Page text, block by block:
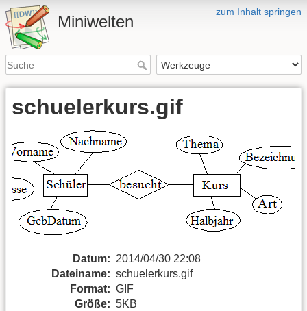
zum Inhalt springen
Miniwelten
schuelerkurs.gif
Datum: 2014/04/30 22:08
Dateiname: schuelerkurs.gif
Format: GIF
Größe: 5KB